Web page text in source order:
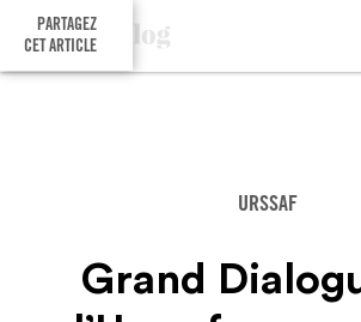
PARTAGEZ
CET ARTICLE
URSSAF
Grand